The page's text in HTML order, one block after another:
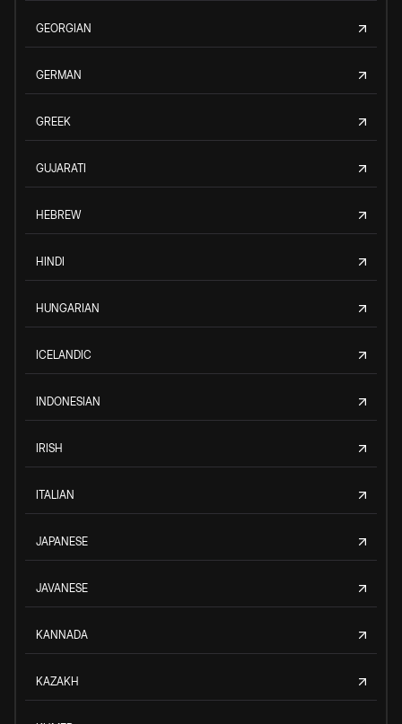
GEORGIAN
GERMAN
GREEK
GUJARATI
HEBREW
HINDI
HUNGARIAN
ICELANDIC
INDONESIAN
IRISH
ITALIAN
JAPANESE
JAVANESE
KANNADA
KAZAKH